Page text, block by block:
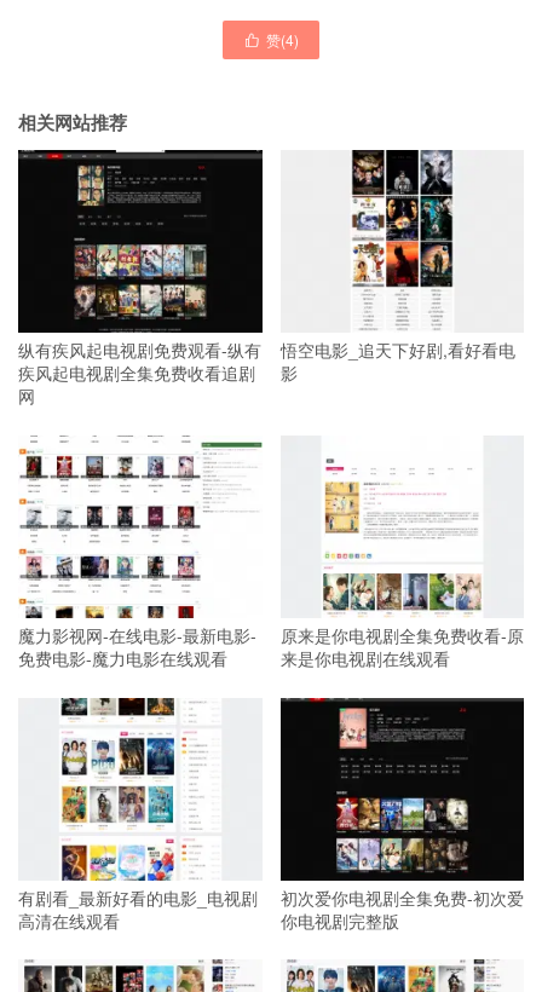
 赞(4)
相关网站推荐
纵有疾风起电视剧免费观看-纵有
疾风起电视剧全集免费收看追剧
网
悟空电影_追天下好剧,看好看电
影
魔力影视网-在线电影-最新电影-
免费电影-魔力电影在线观看
原来是你电视剧全集免费收看-原
来是你电视剧在线观看
有剧看_最新好看的电影_电视剧
高清在线观看
初次爱你电视剧全集免费-初次爱
你电视剧完整版